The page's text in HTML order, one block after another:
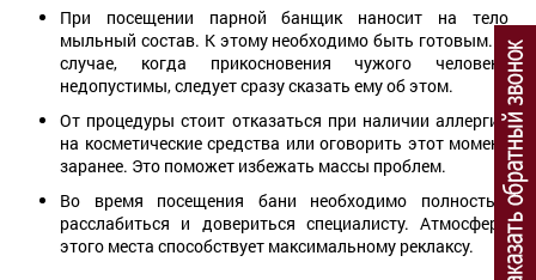
При посещении парной банщик наносит на тело
мыльный состав. К этому необходимо быть готовым. В
случае, когда прикосновения чужого человека
недопустимы, следует сразу сказать ему об этом.
От процедуры стоит отказаться при наличии аллергии
на косметические средства или оговорить этот момент
заранее. Это поможет избежать массы проблем.
Во время посещения бани необходимо полностью
расслабиться и довериться специалисту. Атмосфера
этого места способствует максимальному реклаксу.